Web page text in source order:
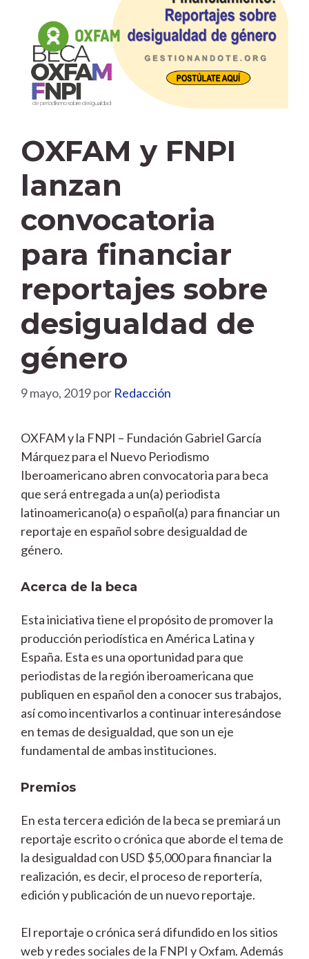
OXFAM y FNPI
lanzan
convocatoria
para financiar
reportajes sobre
desigualdad de
género
9 mayo, 2019por Redacción
OXFAM y la FNPI – Fundación Gabriel García
Márquez para el Nuevo Periodismo
Iberoamericano abren convocatoria para beca
que será entregada a un(a) periodista
latinoamericano(a) o español(a) para financiar un
reportaje en español sobre desigualdad de
género.
Acerca de la beca
Esta iniciativa tiene el propósito de promover la
producción periodística en América Latina y
España. Esta es una oportunidad para que
periodistas de la región iberoamericana que
publiquen en español den a conocer sus trabajos,
así como incentivarlos a continuar interesándose
en temas de desigualdad, que son un eje
fundamental de ambas instituciones.
Premios
En esta tercera edición de la beca se premiará un
reportaje escrito o crónica que aborde el tema de
la desigualdad con USD $5,000 para financiar la
realización, es decir, el proceso de reportería,
edición y publicación de un nuevo reportaje.
El reportaje o crónica será difundido en los sitios
web y redes sociales de la FNPI y Oxfam. Además